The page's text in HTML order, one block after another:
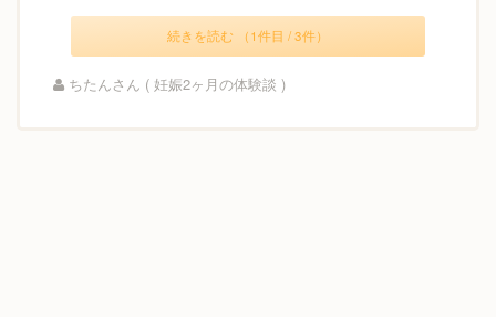
続きを読む （1件目 / 3件）
ちたんさん ( 妊娠2ヶ月の体験談 )